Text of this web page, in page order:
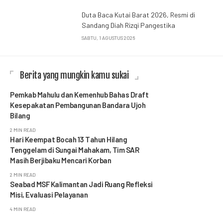
Duta Baca Kutai Barat 2026, Resmi di
Sandang Diah Rizqi Pangestika
SABTU, 1 AGUSTUS 2026
Berita yang mungkin kamu sukai
Pemkab Mahulu dan Kemenhub Bahas Draft
Kesepakatan Pembangunan Bandara Ujoh
Bilang
2 MIN READ
Hari Keempat Bocah 13 Tahun Hilang
Tenggelam di Sungai Mahakam, Tim SAR
Masih Berjibaku Mencari Korban
2 MIN READ
Seabad MSF Kalimantan Jadi Ruang Refleksi
Misi, Evaluasi Pelayanan
4 MIN READ